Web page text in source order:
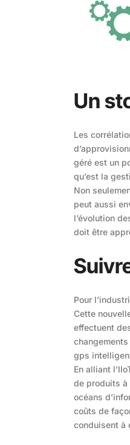
Un
Les
géré est un
qu’est la
Non
peut aussi
l’évolution
doit être
Pour
Cette
effectuent
gps
En alliant
de produits à
océans
coûts de
conduisent à